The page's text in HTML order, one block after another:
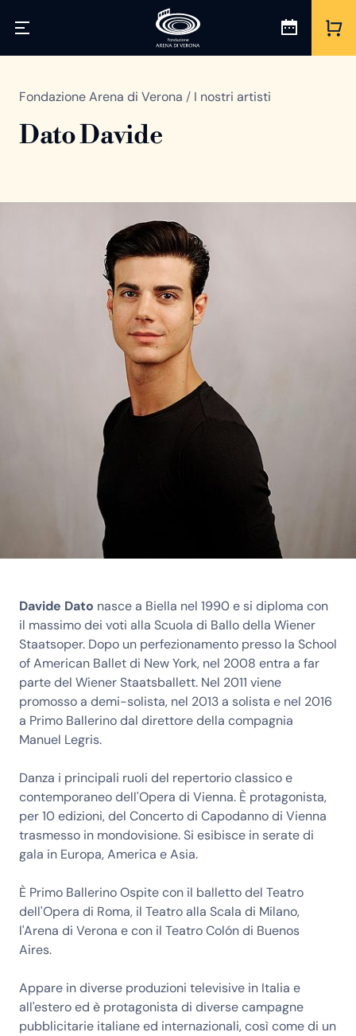
Fondazione Arena di Verona / I nostri artisti
Dato Davide
Davide Dato nasce a Biella nel 1990 e si diploma con
il massimo dei voti alla Scuola di Ballo della Wiener
Staatsoper. Dopo un perfezionamento presso la School
of American Ballet di New York, nel 2008 entra a far
parte del Wiener Staatsballett. Nel 2011 viene
promosso a demi-solista, nel 2013 a solista e nel 2016
a Primo Ballerino dal direttore della compagnia
Manuel Legris.
Danza i principali ruoli del repertorio classico e
contemporaneo dell'Opera di Vienna. È protagonista,
per 10 edizioni, del Concerto di Capodanno di Vienna
trasmesso in mondovisione. Si esibisce in serate di
gala in Europa, America e Asia.
È Primo Ballerino Ospite con il balletto del Teatro
dell'Opera di Roma, il Teatro alla Scala di Milano,
l'Arena di Verona e con il Teatro Colón di Buenos
Aires.
Appare in diverse produzioni televisive in Italia e
all'estero ed è protagonista di diverse campagne
pubblicitarie italiane ed internazionali, così come di un